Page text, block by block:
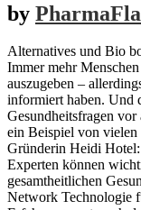
by
Alternatives und Bio
Immer mehr
auszugeben –
informiert haben. Und
Gesundheitsfragen
ein Beispiel von vielen
Gründerin Heidi Hotel:
Experten können
gesamtheitlichen
Network Technologie